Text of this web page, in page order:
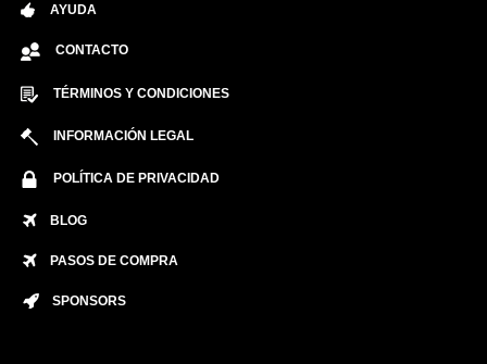
AYUDA
CONTACTO
TÉRMINOS Y CONDICIONES
INFORMACIÓN LEGAL
POLÍTICA DE PRIVACIDAD
BLOG
PASOS DE COMPRA
SPONSORS